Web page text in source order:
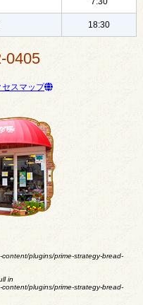
18:30
0405
スマップ
plugins/prime-strategy-bread-
in
plugins/prime-strategy-bread-